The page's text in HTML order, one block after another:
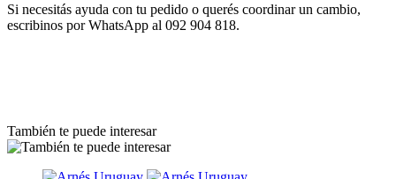
Si necesitás ayuda con tu pedido o querés coordinar un cambio,
escribinos por WhatsApp al 092 904 818.
También te puede interesar